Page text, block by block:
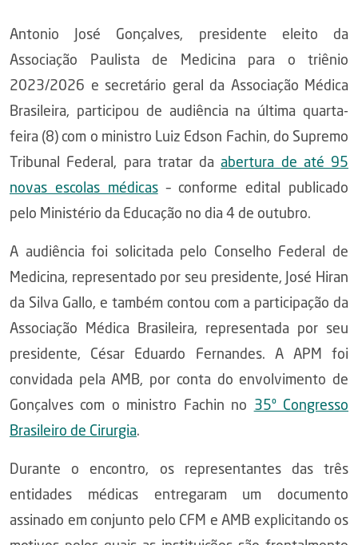
Antonio José Gonçalves, presidente eleito da
Associação Paulista de Medicina para o triênio
2023/2026 e secretário geral da Associação Médica
Brasileira, participou de audiência na última quarta-
feira (8) com o ministro Luiz Edson Fachin, do Supremo
Tribunal Federal, para tratar da abertura de até 95
novas escolas médicas– conforme edital publicado
pelo Ministério da Educação no dia 4 de outubro.
A audiência foi solicitada pelo Conselho Federal de
Medicina, representado por seu presidente, José Hiran
da Silva Gallo, e também contou com a participação da
Associação Médica Brasileira, representada por seu
presidente, César Eduardo Fernandes. A APM foi
convidada pela AMB, por conta do envolvimento de
Gonçalves com o ministro Fachin no 35º Congresso
Brasileiro de Cirurgia.
Durante o encontro, os representantes das três
entidades médicas entregaram um documento
assinado em conjunto pelo CFM e AMB explicitando os